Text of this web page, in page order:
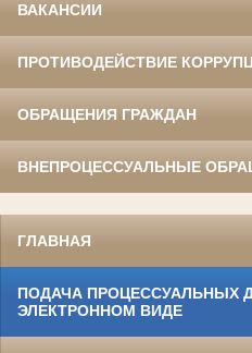
ВАКАНСИИ
ПРОТИВОДЕЙСТВИЕ
ОБРАЩЕНИЯ ГРАЖДАН
ВНЕПРОЦЕССУАЛЬНЫЕ
ГЛАВНАЯ
ПОДАЧА ПРОЦЕССУАЛЬНЫХ
ЭЛЕКТРОННОМ ВИДЕ